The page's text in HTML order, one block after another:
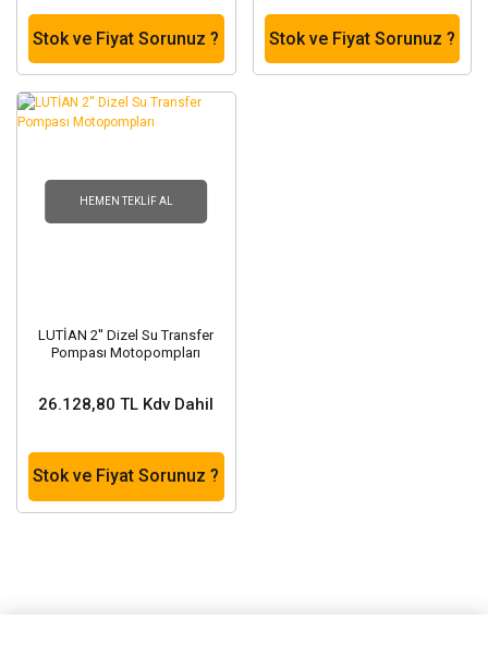
Stok ve Fiyat Sorunuz ? Stok ve Fiyat Sorunuz ?
HEMEN TEKLIF AL
LUTİAN 2'' Dizel Su Transfer
Pompası Motopompları
26.128,80 TL Kdv Dahil
Stok ve Fiyat Sorunuz ?